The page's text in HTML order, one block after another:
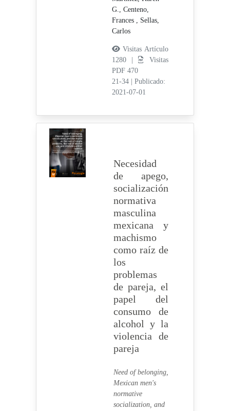
G., Centeno,
Frances , Sellas,
Carlos
Visitas Artículo
1280 |
Visitas
PDF 470
21-34
Publicado:
2021-07-01
Necesidad
de apego,
socialización
normativa
masculina
mexicana y
machismo
como raíz de
los
problemas
de pareja, el
papel del
consumo de
alcohol y la
violencia de
pareja
Need of belonging,
Mexican men's
normative
socialization, and